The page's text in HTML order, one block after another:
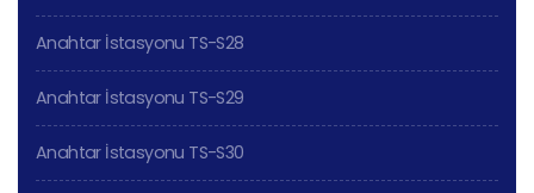
Anahtar İstasyonu TS-S28
Anahtar İstasyonu TS-S29
Anahtar İstasyonu TS-S30